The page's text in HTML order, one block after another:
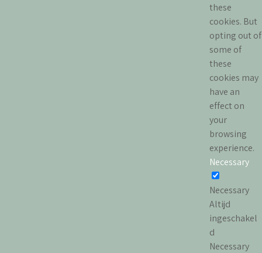
these
cookies. But
opting out of
some of
these
cookies may
have an
effect on
your
browsing
experience.
Necessary
Necessary
Altijd
ingeschakel
d
Necessary